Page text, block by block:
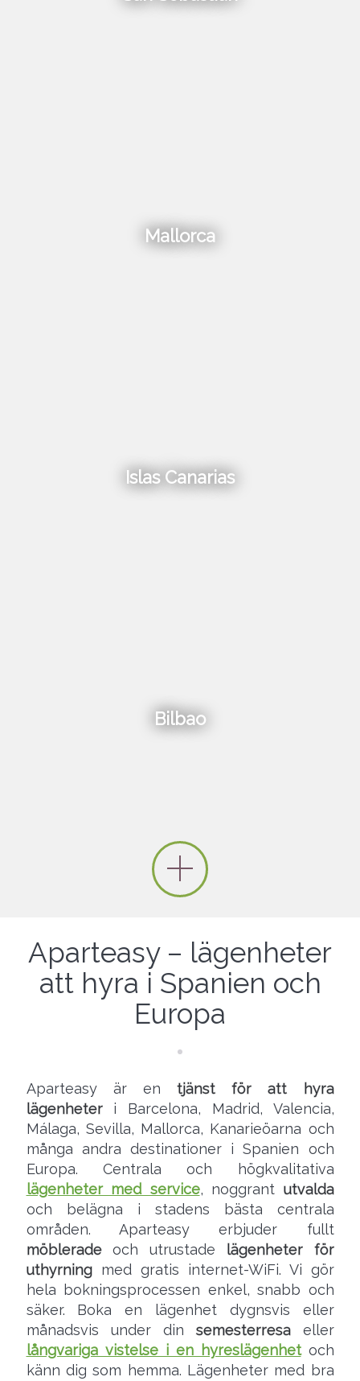
Mallorca
Islas Canarias
Bilbao
Aparteasy – lägenheter
att hyra i Spanien och
Europa
Aparteasy är en tjänst för att hyra
lägenheteri Barcelona, Madrid, Valencia,
Málaga, Sevilla, Mallorca, Kanarieöarna och
många andra destinationer i Spanien och
Europa. Centrala och högkvalitativa
lägenheter med service, noggrant utvalda
och belägna i stadens bästa centrala
områden. Aparteasy erbjuder fullt
möbleradeoch utrustade lägenheter för
uthyrningmed gratis internet-WiFi. Vi gör
hela bokningsprocessen enkel, snabb och
säker. Boka en lägenhet dygnsvis eller
månadsvis under din semesterresaeller
långvariga vistelse i en hyreslägenhetoch
känn dig som hemma. Lägenheter med bra